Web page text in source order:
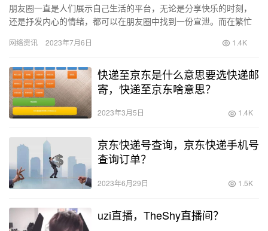
朋友圈一直是人们展示自己生活的平台，无论是分享快乐的时刻，
还是抒发内心的情绪，都可以在朋友圈中找到一份宣泄。而在繁忙
天，就…
网络资讯 2023年7月6日 1.4K
快递至京东是什么意思要选快递邮
寄，快递至京东啥意思？
2023年3月5日 1.4K
京东快递号查询，京东快递手机号
查询订单？
2023年6月29日 1.5K
uzi直播，TheShy直播间？